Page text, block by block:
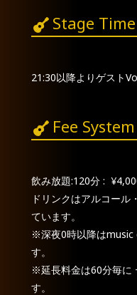
Stage Time
21:30以降よりゲスト
Fee System
飲み放題:120分 :
ドリンクはアルコール
ています。
※深夜0時以降はmusic
す。
※延長料金は60分毎に
す。